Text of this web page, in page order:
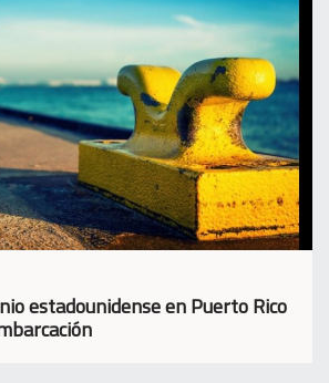
estadounidense en Puerto Rico